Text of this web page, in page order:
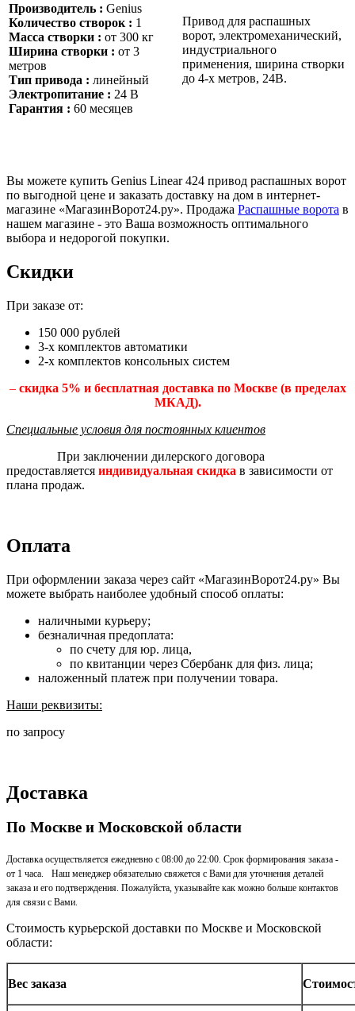
Производитель : Genius
Количество створок : 1
Масса створки : от 300 кг
Ширина створки : от 3
метров
Тип привода : линейный
Электропитание : 24 В
Гарантия : 60 месяцев
Привод для распашных
ворот, электромеханический,
индустриального
применения, ширина створки
до 4-х метров, 24В.
Вы можете купить Genius Linear 424 привод распашных ворот
по выгодной цене и заказать доставку на дом в интернет-
магазине «МагазинВорот24.ру». Продажа Распашные ворота в
нашем магазине - это Ваша возможность оптимального
выбора и недорогой покупки.
Скидки
При заказе от:
150 000 рублей
3-х комплектов автоматики
2-х комплектов консольных систем
– скидка 5% и бесплатная доставка по Москве (в пределах
МКАД).
Специальные условия для постоянных клиентов
При заключении дилерского договора
предоставляется индивидуальная скидка в зависимости от
плана продаж.
Оплата
При оформлении заказа через сайт «МагазинВорот24.ру» Вы
можете выбрать наиболее удобный способ оплаты:
наличными курьеру;
безналичная предоплата:
по счету для юр. лица,
по квитанции через Сбербанк для физ. лица;
наложенный платеж при получении товара.
Наши реквизиты:
по запросу
Доставка
По Москве и Московской области
Доставка осуществляется ежедневно с 08:00 до 22:00. Срок формирования заказа -
от 1 часа. Наш менеджер обязательно свяжется с Вами для уточнения деталей
заказа и его подтверждения. Пожалуйста, указывайте как можно больше контактов
для связи с Вами.
Стоимость курьерской доставки по Москве и Московской
области:
Вес заказа